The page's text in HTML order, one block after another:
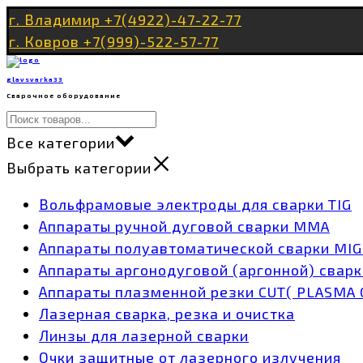
Перейти
к
содержимому
г. Владимир +7(4922)-47-22-77
г. Ковров +7(999)-522-57-77
glavsvarka33
Сварочное оборудование
Все категории
Выбрать категории
Вольфрамовые электроды для сварки TIG
Аппараты ручной дуговой сварки MMA
Аппараты полуавтоматической сварки
Аппараты аргонодуговой (аргонной)
Аппараты плазменной резки CUT( PLASMA
Лазерная сварка, резка и очистка
Линзы для лазерной сварки
Очки защитные от лазерного излучения